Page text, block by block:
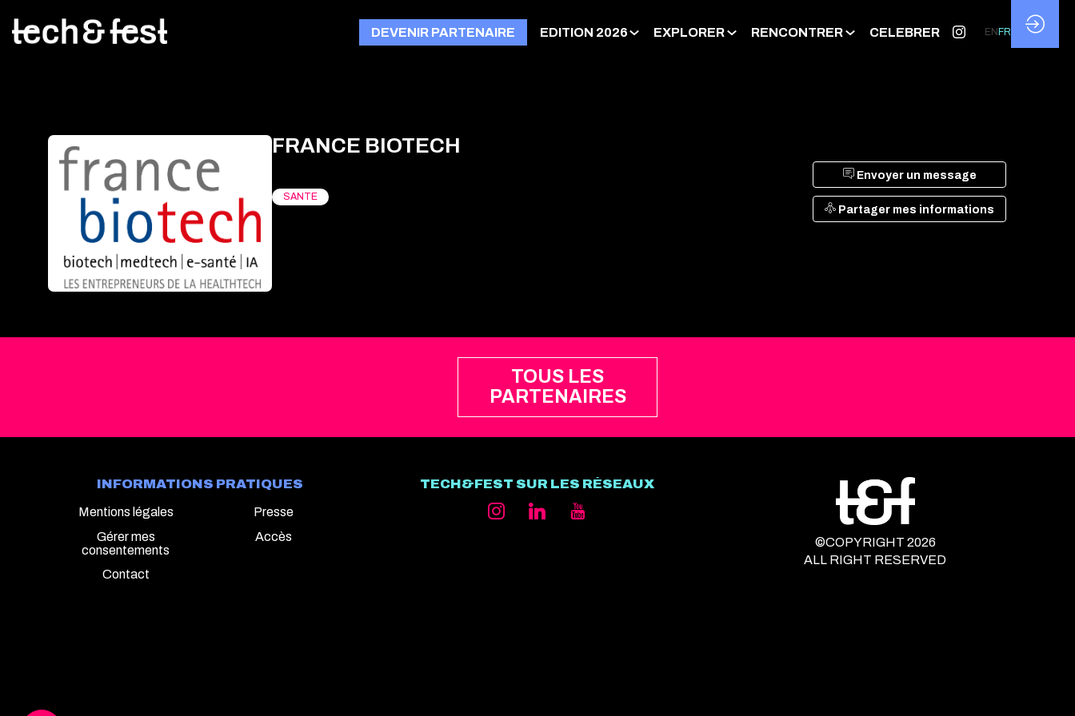
DEVENIR PARTENAIRE EDITION 2026 EXPLORER RENCONTRER CELEBRER EN FR
Envoyer un message
Partager mes informations
FRANCE BIOTECH
SANTE
TOUS LES
PARTENAIRES
INFORMATIONS PRATIQUES
Mentions légales
Presse
Gérer mes
consentements
Accès
Contact
TECH&FEST SUR LES RÉSEAUX
©COPYRIGHT 2026
ALL RIGHT RESERVED